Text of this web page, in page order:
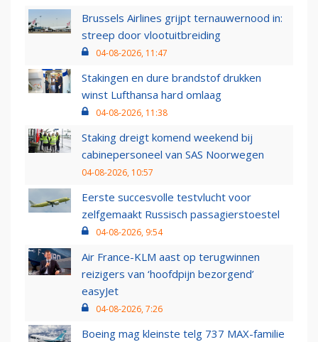
Brussels Airlines grijpt ternauwernood in:
streep door vlootuitbreiding
04-08-2026, 11:47
Stakingen en dure brandstof drukken
winst Lufthansa hard omlaag
04-08-2026, 11:38
Staking dreigt komend weekend bij
cabinepersoneel van SAS Noorwegen
04-08-2026, 10:57
Eerste succesvolle testvlucht voor
zelfgemaakt Russisch passagierstoestel
04-08-2026, 9:54
Air France-KLM aast op terugwinnen
reizigers van ‘hoofdpijn bezorgend’
easyJet
04-08-2026, 7:26
Boeing mag kleinste telg 737 MAX-familie